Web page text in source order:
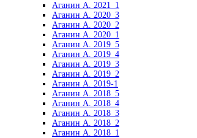
Аганин А. 2021_1
Аганин А. 2020_3
Аганин А. 2020_2
Аганин А. 2020_1
Аганин А. 2019_5
Аганин А. 2019_4
Аганин А. 2019_3
Аганин А. 2019_2
Аганин А. 2019-1
Аганин А. 2018_5
Аганин А. 2018_4
Аганин А. 2018_3
Аганин А. 2018_2
Аганин А. 2018_1